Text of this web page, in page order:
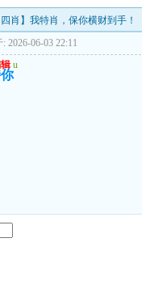
肖】我特肖，保你横财到手！
2026-06-03 22:11
u